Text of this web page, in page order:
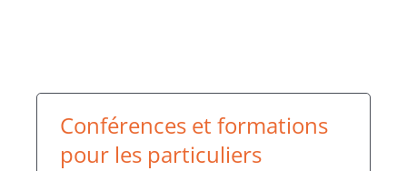
Conférences et formations
pour les particuliers